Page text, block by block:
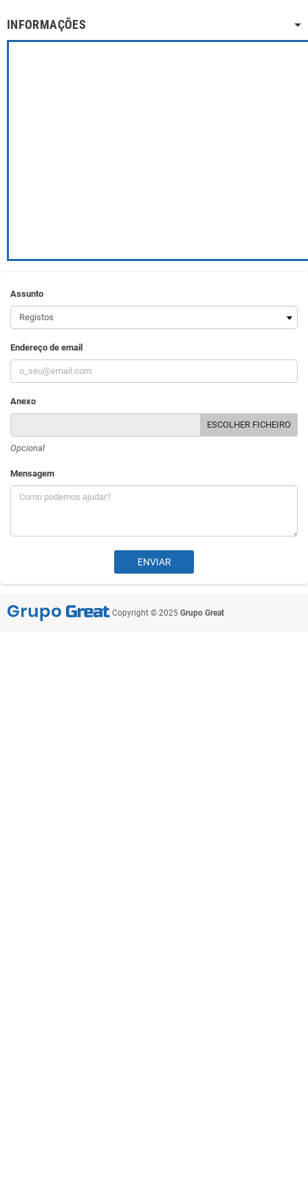
INFORMAÇÕES
Assunto
Endereço de email
Anexo
ESCOLHER FICHEIRO
Opcional
Mensagem
Copyright © 2025 Grupo Great